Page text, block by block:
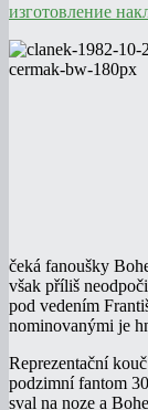
изготовление
čeká fanoušky
však příliš
pod vedením
nominovanými je
Reprezentační
podzimní fantom
sval na noze a